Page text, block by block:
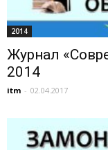
2014
Журнал
2014
itm - 02.04.2017